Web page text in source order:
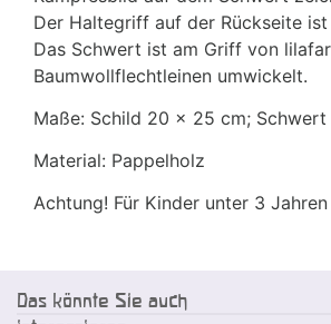
Der Haltegriff auf der Rückseite ist
Das Schwert ist am Griff von
Baumwollflechtleinen umwickelt.
Maße: Schild 20 x 25 cm;
Material: Pappelholz
Achtung! Für Kinder unter 3
Das könnte Sie auch